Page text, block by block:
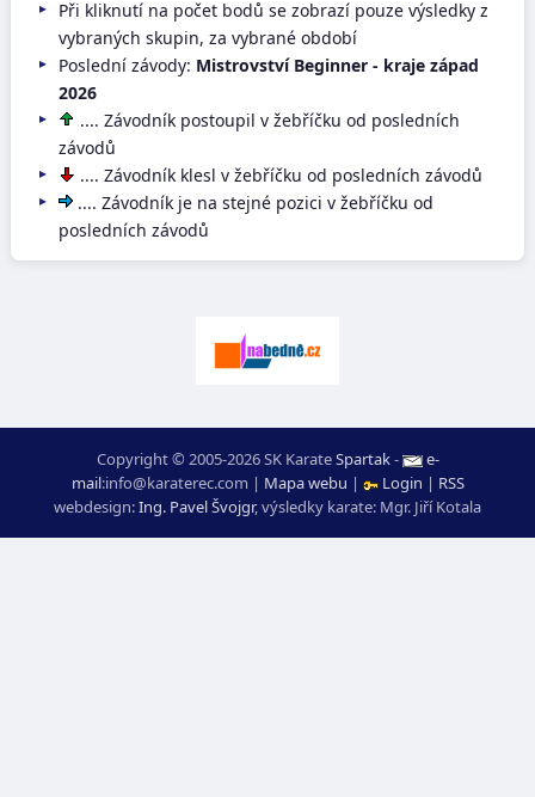
Při kliknutí na počet bodů se zobrazí pouze výsledky z
vybraných skupin, za vybrané období
Poslední závody: Mistrovství Beginner - kraje západ
2026
.... Závodník postoupil v žebříčku od posledních
závodů
.... Závodník klesl v žebříčku od posledních závodů
.... Závodník je na stejné pozici v žebříčku od
posledních závodů
Copyright © 2005-2026 SK KarateSpartak-
e-
mail:moc.ceretarak@ofni | Mapa webu | Login | RSS
webdesign:Ing. Pavel Švojgr,výsledky karate: Mgr. Jiří Kotala